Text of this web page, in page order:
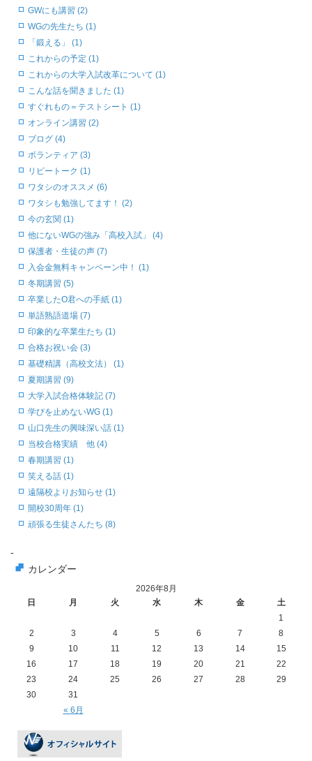
GWにも講習 (2)
WGの先生たち (1)
「鍛える」 (1)
これからの予定 (1)
これからの大学入試改革について (1)
こんな話を聞きました (1)
すぐれもの＝テストシート (1)
オンライン講習 (2)
ブログ (4)
ボランティア (3)
リピートーク (1)
ワタシのオススメ (6)
ワタシも勉強してます！ (2)
今の玄関 (1)
他にないWGの強み「高校入試」 (4)
保護者・生徒の声 (7)
入会金無料キャンペーン中！ (1)
冬期講習 (5)
卒業したO君への手紙 (1)
単語熟語道場 (7)
印象的な卒業生たち (1)
合格お祝い会 (3)
基礎精講（高校文法） (1)
夏期講習 (9)
大学入試合格体験記 (7)
学びを止めないWG (1)
山口先生の興味深い話 (1)
当校合格実績 他 (4)
春期講習 (1)
笑える話 (1)
遠隔校よりお知らせ (1)
開校30周年 (1)
頑張る生徒さんたち (8)
-
カレンダー
2026年8月
日
月 火 水 木 金 土
« 6月
1
2
3 4 5 6 7
8
9
10 11 12 13 14
15
16
17 18 19 20 21
22
23
24 25 26 27 28
29
30
31